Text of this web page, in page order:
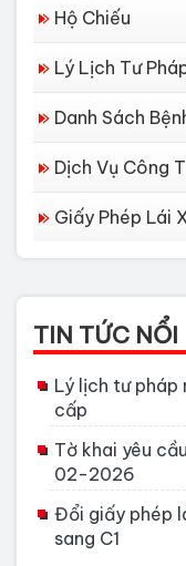
Hộ Chiếu
Lý Lịch Tư
Danh Sách
Dịch Vụ Công
Giấy Phép Lái
TIN TỨC NỔI
Lý lịch tư pháp
cấp
Tờ khai yêu
02-2026
Đổi giấy phép
sang C1